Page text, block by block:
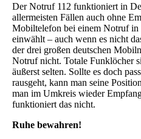
Der Notruf 112 funktioniert in
allermeisten Fällen auch ohne
Mobiltelefon bei einem Notruf in
einwählt – auch wenn es nicht
der drei großen deutschen
Notruf nicht. Totale Funklöcher
äußerst selten. Sollte es doch
rausgeht, kann man seine
man im Umkreis wieder
funktioniert das nicht.
Ruhe bewahren!